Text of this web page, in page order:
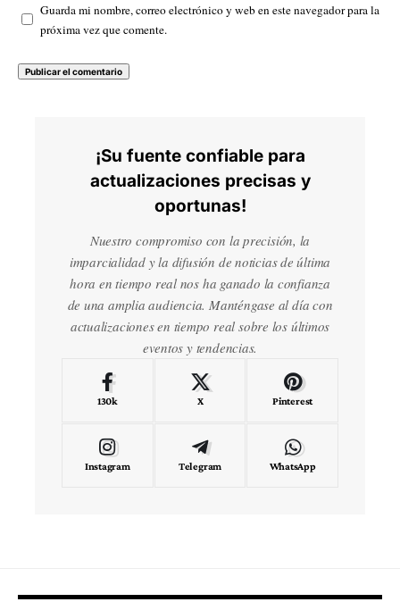
Guarda mi nombre, correo electrónico y web en este navegador para la
próxima vez que comente.
¡Su fuente confiable para
actualizaciones precisas y
oportunas!
Nuestro compromiso con la precisión, la
imparcialidad y la difusión de noticias de última
hora en tiempo real nos ha ganado la confianza
de una amplia audiencia. Manténgase al día con
actualizaciones en tiempo real sobre los últimos
eventos y tendencias.
130k X Pinterest
Instagram Telegram WhatsApp